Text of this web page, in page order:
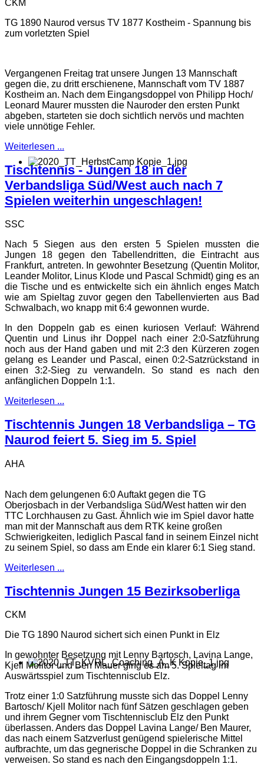
CKM
TG 1890 Naurod versus TV 1877 Kostheim - Spannung bis
zum vorletzten Spiel
Vergangenen Freitag trat unsere Jungen 13 Mannschaft
gegen die, zu dritt erschienene, Mannschaft vom TV 1887
Kostheim an. Nach dem Eingangsdoppel von Philipp Hoch/
Leonard Maurer mussten die Nauroder den ersten Punkt
abgeben, starteten sie doch sichtlich nervös und machten
viele unnötige Fehler.
Weiterlesen ...
Tischtennis - Jungen 18 in der
Verbandsliga Süd/West auch nach 7
Spielen weiterhin ungeschlagen!
SSC
Nach 5 Siegen aus den ersten 5 Spielen mussten die
Jungen 18 gegen den Tabellendritten, die Eintracht aus
Frankfurt, antreten. In gewohnter Besetzung (Quentin Molitor,
Leander Molitor, Linus Klode und Pascal Schmidt) ging es an
die Tische und es entwickelte sich ein ähnlich enges Match
wie am Spieltag zuvor gegen den Tabellenvierten aus Bad
Schwalbach, wo knapp mit 6:4 gewonnen wurde.
In den Doppeln gab es einen kuriosen Verlauf: Während
Quentin und Linus ihr Doppel nach einer 2:0-Satzführung
noch aus der Hand gaben und mit 2:3 den Kürzeren zogen
gelang es Leander und Pascal, einen 0:2-Satzrückstand in
einen 3:2-Sieg zu verwandeln. So stand es nach den
anfänglichen Doppeln 1:1.
Weiterlesen ...
Tischtennis Jungen 18 Verbandsliga – TG
Naurod feiert 5. Sieg im 5. Spiel
AHA
Nach dem gelungenen 6:0 Auftakt gegen die TG
Oberjosbach in der Verbandsliga Süd/West hatten wir den
TTC Lorchhausen zu Gast. Ähnlich wie im Spiel davor hatte
man mit der Mannschaft aus dem RTK keine großen
Schwierigkeiten, lediglich Pascal fand in seinem Einzel nicht
zu seinem Spiel, so dass am Ende ein klarer 6:1 Sieg stand.
Weiterlesen ...
Tischtennis Jungen 15 Bezirksoberliga
CKM
Die TG 1890 Naurod sichert sich einen Punkt in Elz
In gewohnter Besetzung mit Lenny Bartosch, Lavina Lange,
Kjell Molitor und Ben Mauer ging es am 5. Spieltag im
Auswärtsspiel zum Tischtennisclub Elz.
Trotz einer 1:0 Satzführung musste sich das Doppel Lenny
Bartosch/ Kjell Molitor nach fünf Sätzen geschlagen geben
und ihrem Gegner vom Tischtennisclub Elz den Punkt
überlassen. Anders das Doppel Lavina Lange/ Ben Maurer,
das nach einem Satzverlust genügend spielerische Mittel
aufbrachte, um das gegnerische Doppel in die Schranken zu
verweisen. So stand es nach den Eingangsdoppeln 1:1.